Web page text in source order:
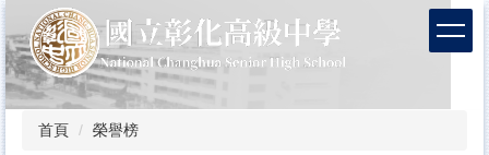
到
主
要
內
首頁 榮譽榜